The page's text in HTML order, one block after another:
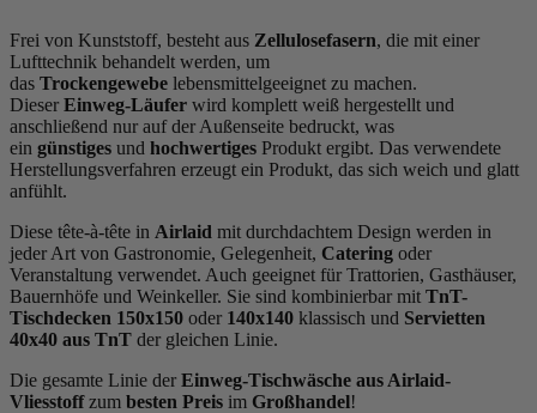
Frei von Kunststoff, besteht aus Zellulosefasern, die mit einer
Lufttechnik behandelt werden, um
das Trockengewebe lebensmittelgeeignet zu machen.
Dieser Einweg-Läufer wird komplett weiß hergestellt und
anschließend nur auf der Außenseite bedruckt, was
ein günstiges und hochwertiges Produkt ergibt. Das verwendete
Herstellungsverfahren erzeugt ein Produkt, das sich weich und glatt
anfühlt.
Diese tête-à-tête in Airlaid mit durchdachtem Design werden in
jeder Art von Gastronomie, Gelegenheit, Catering oder
Veranstaltung verwendet. Auch geeignet für Trattorien, Gasthäuser,
Bauernhöfe und Weinkeller. Sie sind kombinierbar mit TnT-
Tischdecken 150x150 oder 140x140 klassisch und Servietten
40x40 aus TnT der gleichen Linie.
Die gesamte Linie der Einweg-Tischwäsche aus Airlaid-
Vliesstoffzum besten Preis im Großhandel!